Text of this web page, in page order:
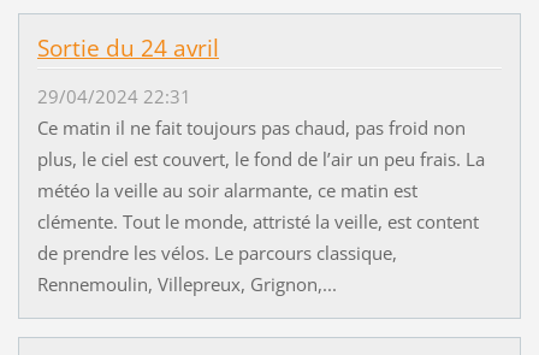
Sortie du 24 avril
29/04/2024 22:31
Ce matin il ne fait toujours pas chaud, pas froid non
plus, le ciel est couvert, le fond de l’air un peu frais. La
météo la veille au soir alarmante, ce matin est
clémente. Tout le monde, attristé la veille, est content
de prendre les vélos. Le parcours classique,
Rennemoulin, Villepreux, Grignon,...